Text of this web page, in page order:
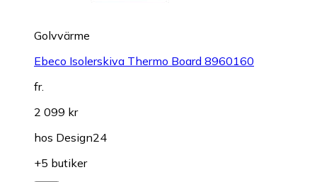
Golvvärme
Ebeco Isolerskiva Thermo Board 8960160
fr.
2 099 kr
hos Design24
+5 butiker